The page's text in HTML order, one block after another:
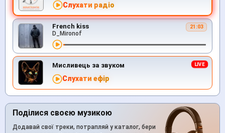
Слухати радіо
French kiss 21:03
D_Mironof
Мисливець за звуком
Слухати ефір
Поділися своєю музикою
Додавай свої треки, потрапляй у каталог, бери